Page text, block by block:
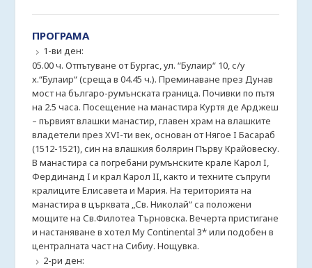
ПРОГРАМА
1-ви ден:
05.00 ч. Отпътуване от Бургас, ул. “Булаир“ 10, с/у
х.“Булаир“ (среща в 04.45 ч.). Преминаване през Дунав
мост на българо-румънската граница. Почивки по пътя
на 2.5 часа. Посещение на манастира Куртя де Арджеш
– първият влашки манастир, главен храм на влашките
владетели през XVI-ти век, основан от Нягое I Басараб
(1512-1521), син на влашкия болярин Първу Крайовеску.
В манастира са погребани румънските крале Карол I,
Фердинанд I и крал Карол II, както и техните съпруги
кралиците Елисавета и Мария. На територията на
манастира в църквата „Св. Николай“ са положени
мощите на Св.Филотеа Търновска. Вечерта пристигане
и настаняване в хотел My Continental 3* или подобен в
централната част на Сибиу. Нощувка.
2-ри ден: